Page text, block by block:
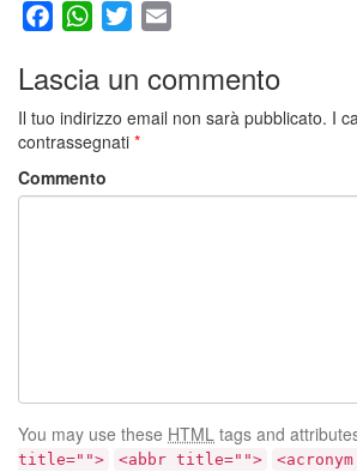
FacebookWhatsApp
Twitter
Lascia un commento
Il tuo indirizzo email non sarà pubblicato. I
contrassegnati *
Commento
You may use these HTML tags and
title="">
<abbr title="">